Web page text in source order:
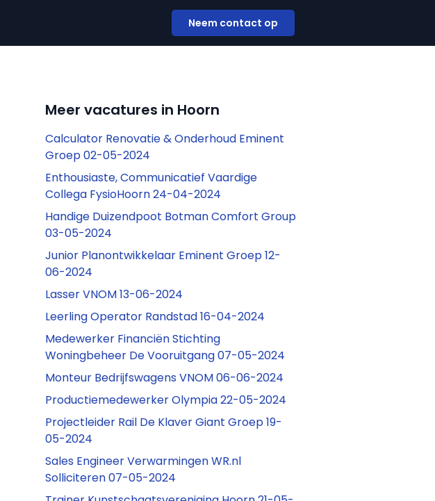
Neem contact op
Meer vacatures in Hoorn
Calculator Renovatie & Onderhoud Eminent
Groep 02-05-2024
Enthousiaste, Communicatief Vaardige
Collega FysioHoorn 24-04-2024
Handige Duizendpoot Botman Comfort Group
03-05-2024
Junior Planontwikkelaar Eminent Groep 12-
06-2024
Lasser VNOM 13-06-2024
Leerling Operator Randstad 16-04-2024
Medewerker Financiën Stichting
Woningbeheer De Vooruitgang 07-05-2024
Monteur Bedrijfswagens VNOM 06-06-2024
Productiemedewerker Olympia 22-05-2024
Projectleider Rail De Klaver Giant Groep 19-
05-2024
Sales Engineer Verwarmingen WR.nl
Solliciteren 07-05-2024